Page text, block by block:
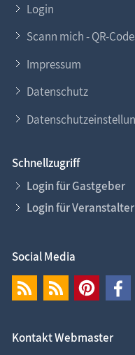
Login
Scann mich - QR-
Impressum
Datenschutz
Schnellzugriff
Login für Gastgeber
Login für Veranstalter
Social Media
Kontakt Webmaster